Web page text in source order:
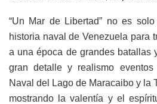
“Un Mar de Libertad” no es
historia naval de Venezuela para
a una época de grandes batallas
gran detalle y realismo
Naval del Lago de Maracaibo y la
mostrando la valentía y el